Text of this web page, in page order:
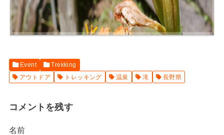
Event
Trekking
アウトドア
トレッキング 温泉 滝 長野県
コメントを残す
名前